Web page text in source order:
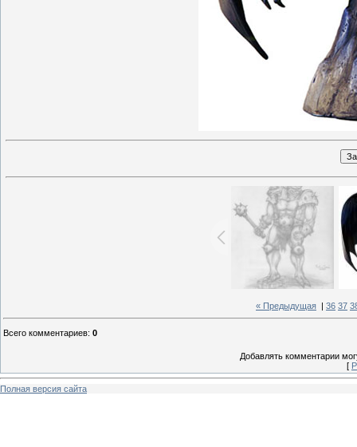
« Предыдущая 36 37
Всего комментариев: 0
Добавлять комментарии
[
Полная версия сайта